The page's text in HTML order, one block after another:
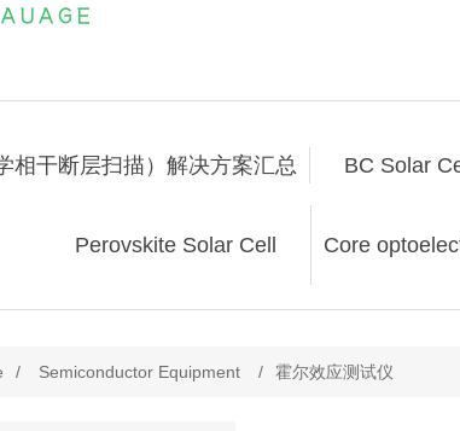
相干断层扫描）解决方案汇总 BC Solar
Perovskite Solar Cell Core
/ Semiconductor Equipment / 霍尔效应测试仪